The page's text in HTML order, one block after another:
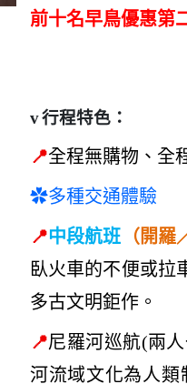
前十名早鳥優惠第
v行程特色：
📍全程無購物、全
✿多種交通體驗
📍中段航班 （開羅
臥火車的不便或拉
多古文明鉅作。
📍尼羅河巡航(兩
河流域文化為人類